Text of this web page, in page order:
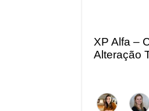
XP Alfa –
Alteração